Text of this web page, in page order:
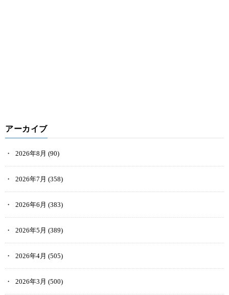
アーカイブ
2026年8月 (90)
2026年7月 (358)
2026年6月 (383)
2026年5月 (389)
2026年4月 (505)
2026年3月 (500)